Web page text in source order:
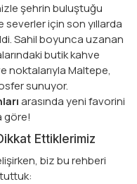
şehrin buluştuğu
için son yıllarda
Sahil boyunca uzanan
butik kahve
noktalarıyla Maltepe,
sunuyor.
arasında yeni favorini
göre!
Ettiklerimiz
biz bu rehberi